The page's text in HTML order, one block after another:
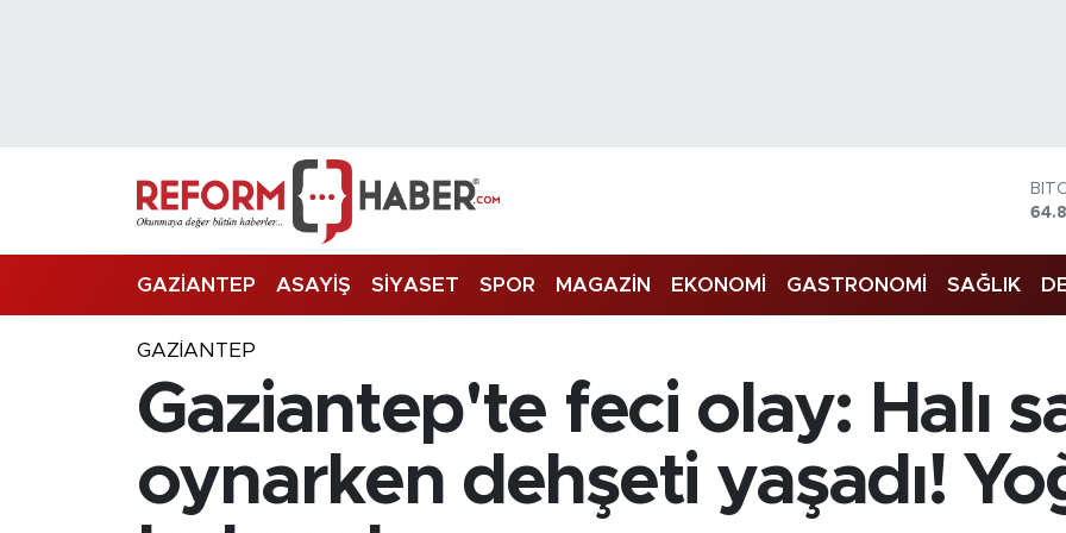
GAZİANTEP ASAYİŞ SİYASET SPOR MAGAZİN EKONOMİ GASTRONOMİ SAĞLIK
GAZIANTEP
Gaziantep'te feci olay: Halı
oynarken dehşeti yaşadı!
Trafik Durumu
Süper Lig Puan Durumu ve Fikstür
Son Dakika Haberleri